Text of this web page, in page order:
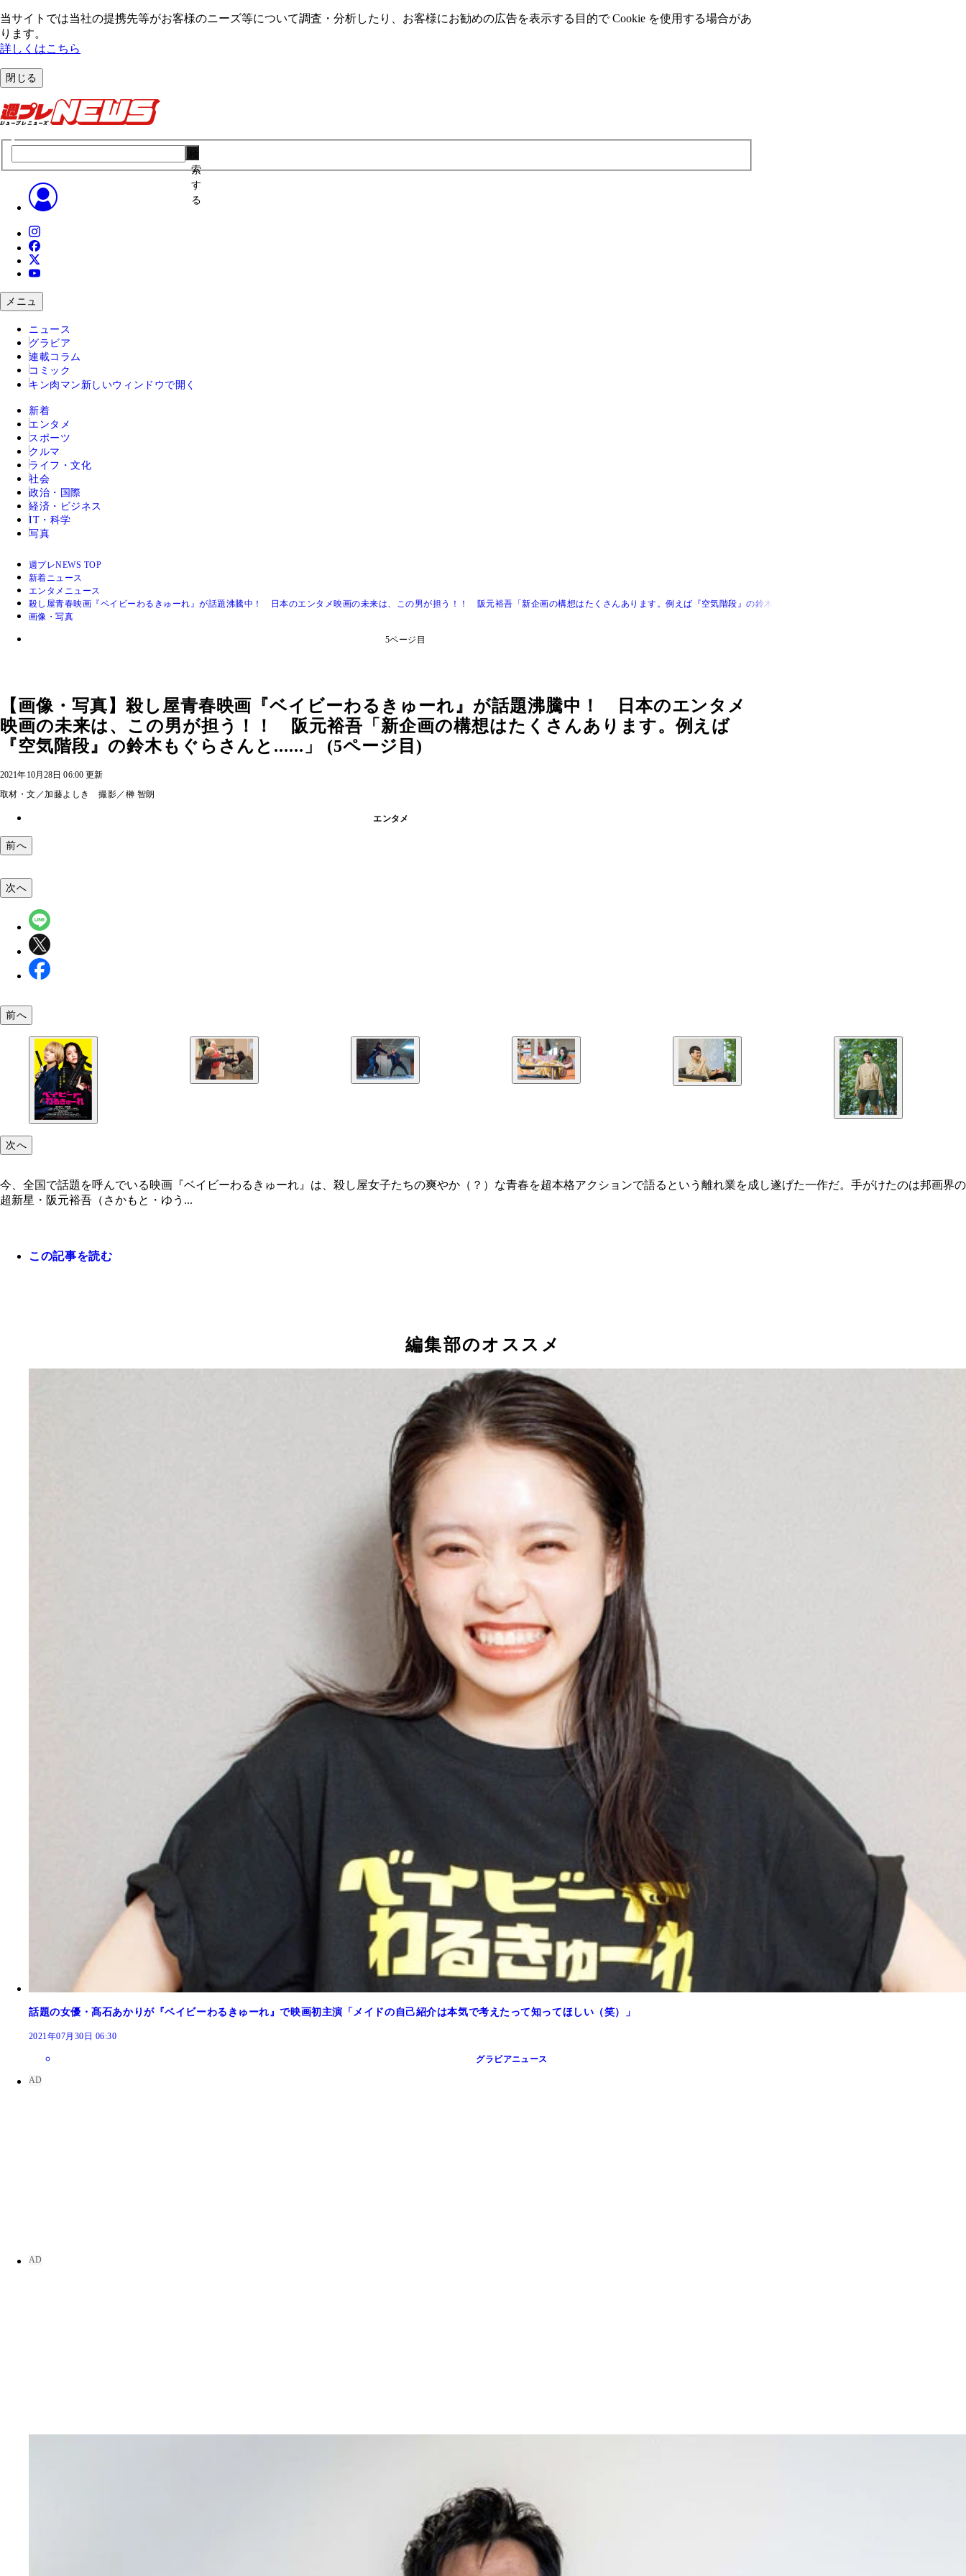
当サイトでは当社の提携先等がお客様のニーズ等について調査・分析したり、お客様にお勧めの広告を表⽰する⽬的で Cookie を使⽤する場合があ
ります。
詳しくはこちら
閉じる
索
す
る
メニュ
ニュース
グラビア
連載コラム
コミック
キン肉マン 新しいウィンドウで開く
新着
エンタメ
スポーツ
クルマ
ライフ・文化
社会
政治・国際
経済・ビジネス
IT・科学
写真
週プレNEWS TOP
新着ニュース
エンタメニュース
殺し屋青春映画『ベイビーわるきゅーれ』が話題沸騰中！ 日本のエンタメ映画の未来は、この男が担う！！ 阪元裕吾「新企画の構想はたくさんあります。例えば『空気階段』の鈴木もぐらさんと......」
画像・写真
5ページ目
【画像・写真】殺し屋青春映画『ベイビーわるきゅーれ』が話題沸騰中！ 日本のエンタメ
映画の未来は、この男が担う！！ 阪元裕吾「新企画の構想はたくさんあります。例えば
『空気階段』の鈴木もぐらさんと......」 (5ページ目)
2021年10月28日 06:00 更新
取材・文／加藤よしき 撮影／榊 智朗
エンタメ
前へ
舞台『鬼滅の刃』で竈門禰豆子を演じた髙石あかり（右）と、『るろうに剣心 最終章 Ｔｈｅ Ｆｉｎａｌ／Ｔｈｅ Ｂｅｇｉｎｎｉｎｇ』などでスタントダブル（本来の
代わって危険なシーンを演じる役者）を務めたスタントパフォーマー・伊澤彩織（左）が殺し屋コンビを熱演
スタントパフォーマーの伊澤彩織と、殺陣師・三元雅芸のバトルシーンは必見！
「やりたい企画は山ほどありますが、なかでも日本版『ザ・レイド』と呼べるような映画を本気で撮りたいと思っています」（阪元監督）
次へ
前へ
次へ
今、全国で話題を呼んでいる映画『ベイビーわるきゅーれ』は、殺し屋女子たちの爽やか（？）な青春を超本格アクションで語るという離れ業を成し遂げた一作だ。手がけたのは邦画界の
超新星・阪元裕吾（さかもと・ゆう...
この記事を読む
編集部のオススメ
話題の女優・髙石あかりが『ベイビーわるきゅーれ』で映画初主演「メイドの自己紹介は本気で考えたって知ってほしい（笑）」
2021年07月30日 06:30
グラビアニュース